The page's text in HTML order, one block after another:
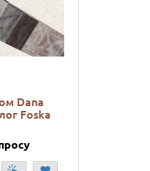
Dana
Foska